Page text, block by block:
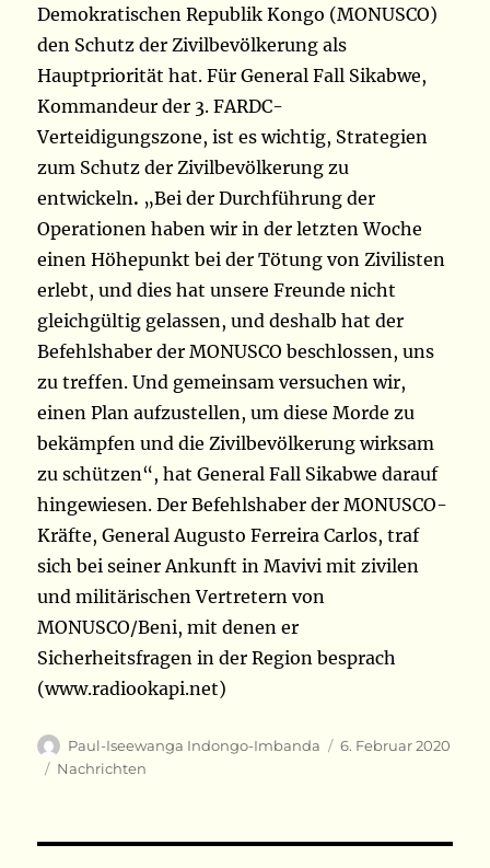
Demokratischen Republik Kongo (MONUSCO)
den Schutz der Zivilbevölkerung als
Hauptpriorität hat. Für General Fall Sikabwe,
Kommandeur der 3. FARDC-
Verteidigungszone, ist es wichtig, Strategien
zum Schutz der Zivilbevölkerung zu
entwickeln. „Bei der Durchführung der
Operationen haben wir in der letzten Woche
einen Höhepunkt bei der Tötung von Zivilisten
erlebt, und dies hat unsere Freunde nicht
gleichgültig gelassen, und deshalb hat der
Befehlshaber der MONUSCO beschlossen, uns
zu treffen. Und gemeinsam versuchen wir,
einen Plan aufzustellen, um diese Morde zu
bekämpfen und die Zivilbevölkerung wirksam
zu schützen“, hat General Fall Sikabwe darauf
hingewiesen. Der Befehlshaber der MONUSCO-
Kräfte, General Augusto Ferreira Carlos, traf
sich bei seiner Ankunft in Mavivi mit zivilen
und militärischen Vertretern von
MONUSCO/Beni, mit denen er
Sicherheitsfragen in der Region besprach
(www.radiookapi.net)
Autor
Paul-Iseewanga Indongo-Imbanda
Veröffentlicht
6. Februar 2020
Kategorien
Nachrichten